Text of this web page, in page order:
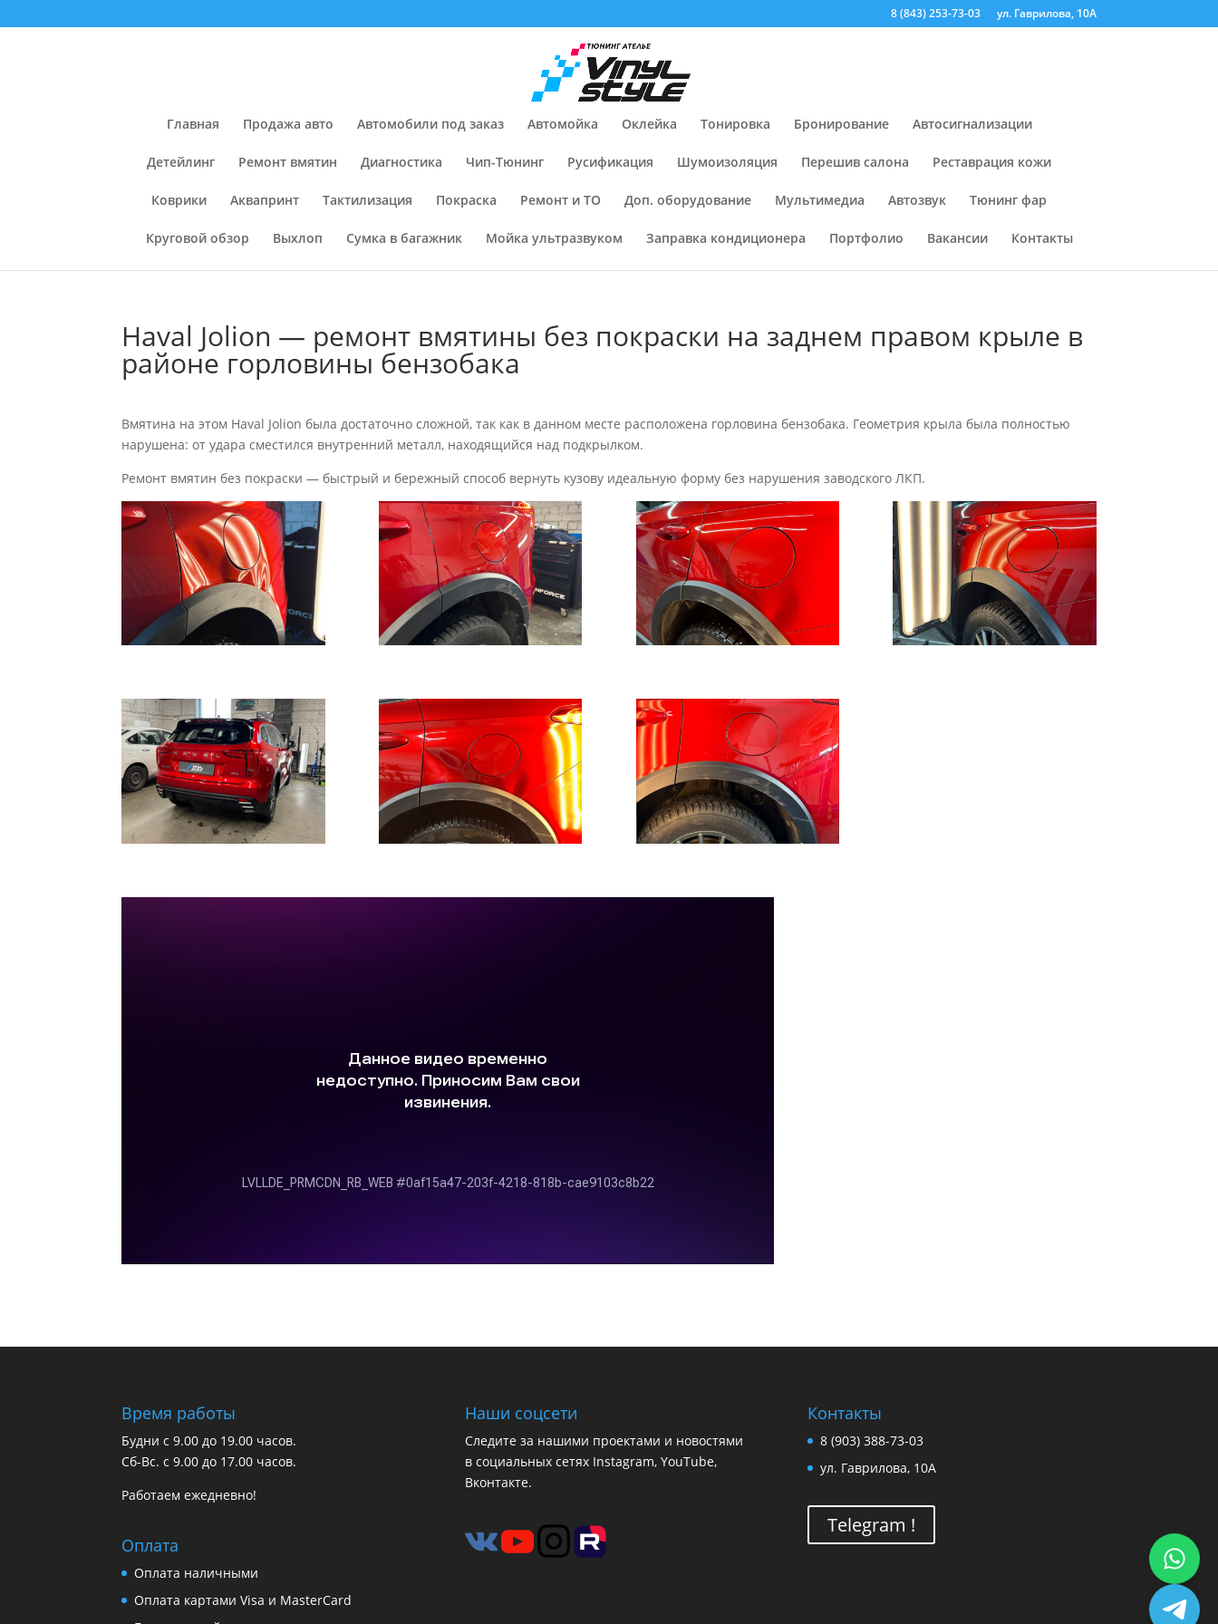
8 (843) 253-73-03 ул. Гаврилова, 10А
Главная Продажа авто Автомобили под заказ Автомойка Оклейка Тонировка Бронирование Автосигнализации
Детейлинг Ремонт вмятин Диагностика Чип-Тюнинг Русификация Шумоизоляция Перешив салона Реставрация кожи
Коврики Аквапринт Тактилизация Покраска Ремонт и ТО Доп. оборудование Мультимедиа Автозвук Тюнинг фар
Круговой обзор Выхлоп Сумка в багажник Мойка ультразвуком Заправка кондиционера Портфолио Вакансии Контакты
Haval Jolion — ремонт вмятины без покраски на заднем правом крыле в
районе горловины бензобака
Вмятина на этом Haval Jolion была достаточно сложной, так как в данном месте расположена горловина бензобака. Геометрия крыла была полностью
нарушена: от удара сместился внутренний металл, находящийся над подкрылком.
Ремонт вмятин без покраски — быстрый и бережный способ вернуть кузову идеальную форму без нарушения заводского ЛКП.
Время работы
Будни с 9.00 до 19.00 часов.
Сб-Вс. с 9.00 до 17.00 часов.
Работаем ежедневно!
Оплата
Оплата наличными
Оплата картами Visa и MasterCard
Наши соцсети
Следите за нашими проектами и новостями
в социальных сетях Instagram, YouTube,
Вконтакте.
Контакты
8 (903) 388-73-03
ул. Гаврилова, 10А
Telegram !